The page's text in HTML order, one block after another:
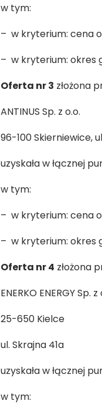
w tym:
– w kryterium: cena
– w kryterium: okres
Oferta nr 3 złożona
ANTINUS Sp. z o.o.
96-100 Skierniewice,
uzyskała w łącznej
w tym:
– w kryterium: cena
– w kryterium: okres
Oferta nr 4 złożona
ENERKO ENERGY Sp. z
25-650 Kielce
ul. Skrajna 41a
uzyskała w łącznej
w tym: